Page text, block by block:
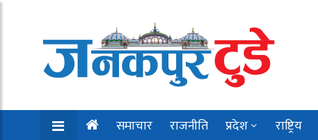
समाचार राजनीति प्रदेश राष्ट्रिय